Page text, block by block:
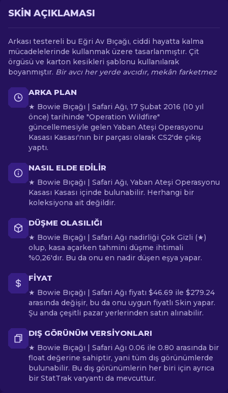
SKIN AÇIKLAMASI
Arkası testereli bu Eğri Av Bıçağı, ciddi hayatta kalma
mücadelelerinde kullanmak üzere tasarlanmıştır. Çit
örgüsü ve karton kesikleri şablonu kullanılarak
boyanmıştır. Bir avcı her yerde avcıdır, mekân farketmez
ARKA PLAN
★ Bowie Bıçağı | Safari Ağı, 17 Şubat 2016 (10 yıl
önce) tarihinde "Operation Wildfire"
güncellemesiyle gelen Yaban Ateşi Operasyonu
Kasası Kasası'nın bir parçası olarak CS2'de çıkış
yaptı.
NASIL ELDE EDILIR
★ Bowie Bıçağı | Safari Ağı, Yaban Ateşi Operasyonu
Kasası Kasası içinde bulunabilir. Herhangi bir
koleksiyona ait değildir.
DÜŞME OLASILIĞI
★ Bowie Bıçağı | Safari Ağı nadirliği Çok Gizli (★)
olup, kasa açarken tahmini düşme ihtimali
%0,26'dır. Bu da onu en nadir düşen eşya yapar.
FIYAT
★ Bowie Bıçağı | Safari Ağı fiyatı $46.69 ile $279.24
arasında değişir, bu da onu uygun fiyatlı Skin yapar.
Şu anda çeşitli pazar yerlerinden satın alınabilir.
DIŞ GÖRÜNÜM VERSIYONLARI
★ Bowie Bıçağı | Safari Ağı 0.06 ile 0.80 arasında bir
float değerine sahiptir, yani tüm dış görünümlerde
bulunabilir. Bu dış görünümlerin her biri için ayrıca
bir StatTrak varyantı da mevcuttur.